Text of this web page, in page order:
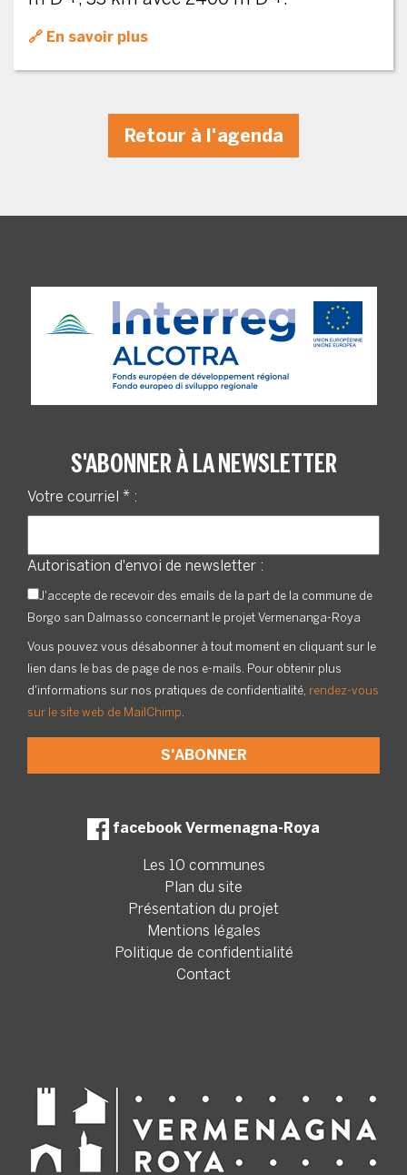
En savoir plus
Retour à l'agenda
S'ABONNER À LA NEWSLETTER
Votre courriel * :
Autorisation d'envoi de newsletter :
J'accepte de recevoir des emails de la part de la commune de
Borgo san Dalmasso concernant le projet Vermenanga-Roya
Vous pouvez vous désabonner à tout moment en cliquant sur le
lien dans le bas de page de nos e-mails. Pour obtenir plus
d'informations sur nos pratiques de confidentialité, rendez-vous
sur le site web de MailChimp.
facebook Vermenagna-Roya
Les 10 communes
Plan du site
Présentation du projet
Mentions légales
Politique de confidentialité
Contact